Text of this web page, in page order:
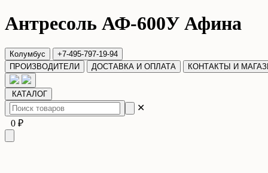
Антресоль АФ-600У Афина
Колумбус
+7-495-797-19-94
ПРОИЗВОДИТЕЛИ
ДОСТАВКА И ОПЛАТА КОНТАКТЫ И
КАТАЛОГ
✕
0 ₽